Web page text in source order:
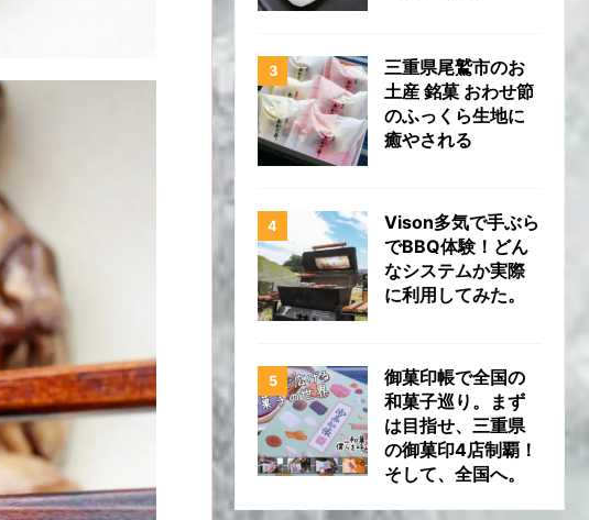
三重県尾鷲市のお
土産 銘菓 おわせ節
のふっくら生地に
癒やされる
Vison多気で手ぶら
でBBQ体験！どん
なシステムか実際
に利用してみた。
御菓印帳で全国の
和菓子巡り。まず
は目指せ、三重県
の御菓印4店制覇！
そして、全国へ。